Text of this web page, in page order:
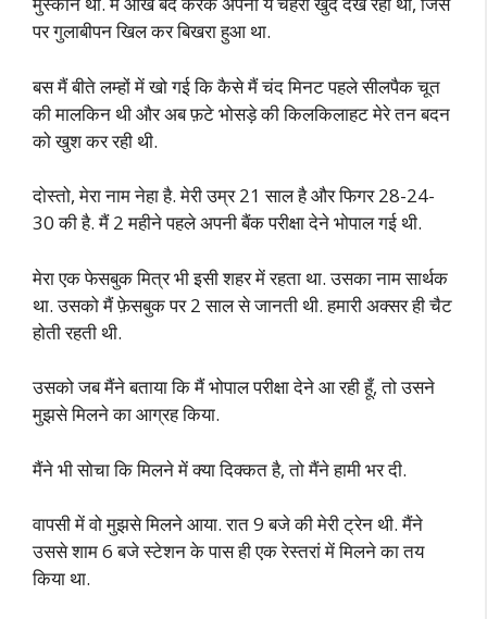
पर गुलाबीपन खिल कर बिखरा हुआ था.
बस मैं बीते लम्हों में खो गई कि कैसे मैं चंद मिनट पहले सीलपैक चूत
की मालकिन थी और अब फ़टे भोसड़े की किलकिलाहट मेरे तन बदन
को खुश कर रही थी.
दोस्तो, मेरा नाम नेहा है. मेरी उम्र 21 साल है और फिगर 28-24-
30 की है. मैं 2 महीने पहले अपनी बैंक परीक्षा देने भोपाल गई थी.
मेरा एक फेसबुक मित्र भी इसी शहर में रहता था. उसका नाम सार्थक
था. उसको मैं फ़ेसबुक पर 2 साल से जानती थी. हमारी अक्सर ही चैट
होती रहती थी.
उसको जब मैंने बताया कि मैं भोपाल परीक्षा देने आ रही हूँ, तो उसने
मुझसे मिलने का आग्रह किया.
मैंने भी सोचा कि मिलने में क्या दिक्कत है, तो मैंने हामी भर दी.
वापसी में वो मुझसे मिलने आया. रात 9 बजे की मेरी ट्रेन थी. मैंने
उससे शाम 6 बजे स्टेशन के पास ही एक रेस्तरां में मिलने का तय
किया था.